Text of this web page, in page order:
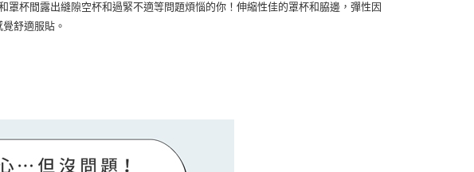
杯間露出縫隙空杯和過緊不適等問題煩惱的你！伸縮性佳的罩杯和脇邊，彈性因
舒適服貼。